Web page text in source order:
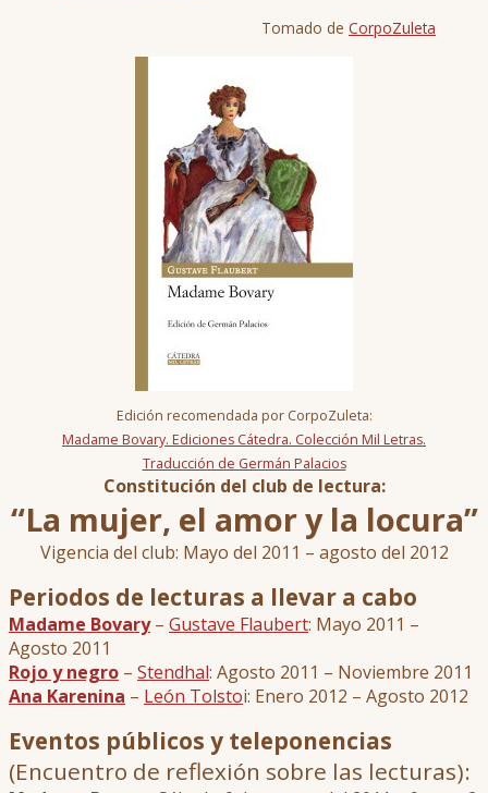
Tomado de CorpoZuleta
Edición recomendada por CorpoZuleta:
Madame Bovary. Ediciones Cátedra. Colección Mil Letras.
Traducción de Germán Palacios
Constitución del club de lectura:
“La mujer, el amor y la locura”
Vigencia del club: Mayo del 2011 – agosto del 2012
Periodos de lecturas a llevar a cabo
Madame Bovary – Gustave Flaubert: Mayo 2011 –
Agosto 2011
Rojo y negro – Stendhal: Agosto 2011 – Noviembre 2011
Ana Karenina – León Tolstoi: Enero 2012 – Agosto 2012
Eventos públicos y teleponencias
(Encuentro de reflexión sobre las lecturas):